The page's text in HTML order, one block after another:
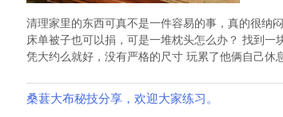
清理家里的东西可真不是一件容易的事，真的很纳
床单被子也可以捐，可是一堆枕头怎么办？ 找到
凭大约么就好，没有严格的尺寸 玩累了他俩自己休
桑葚大布秘技分享，欢迎大家练习。